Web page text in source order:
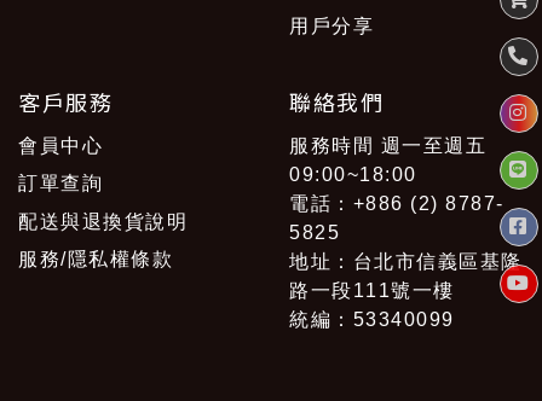
用戶分享
客戶服務
會員中心
訂單查詢
配送與退換貨說明
服務/隱私權條款
聯絡我們
服務時間 週一至週五
09:00~18:00
電話：+886 (2) 8787-
5825
地址：台北市信義區基隆
路一段111號一樓
統編：53340099